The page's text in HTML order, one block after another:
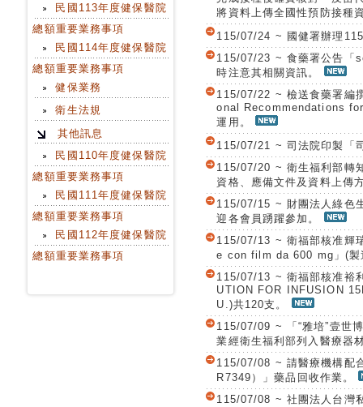
民國113年度健保醫院
總額重要業務事項
民國114年度健保醫院
總額重要業務事項
健保業務
衛生法規
其他訊息
民國110年度健保醫院
總額重要業務事項
民國111年度健保醫院
總額重要業務事項
民國112年度健保醫院
總額重要業務事項
將資料上傳全國性預防接種
115/07/24 ~ 國健署辦理
115/07/23 ~ 食藥署公告「
時注意其相關資訊。
115/07/22 ~ 檢送食藥署編
onal Recommendations
運用。
115/07/21 ~ 司法院印製「
115/07/20 ~ 衛生福利部轉
資格、應備文件及資料上傳
115/07/15 ~ 財團法人綠色
迎各會員踴躍參加。
115/07/13 ~ 衛福部核准輝
e con film da 600 mg」(
115/07/13 ~ 衛福部核准裕
UTION FOR INFUSION
U.)共120支。
115/07/09 ~ 「“雅培”壹世
業經衛生福利部列入醫療器
115/07/08 ~ 請醫療機構配
R7349）」藥品回收作業。
115/07/08 ~ 社團法人台灣